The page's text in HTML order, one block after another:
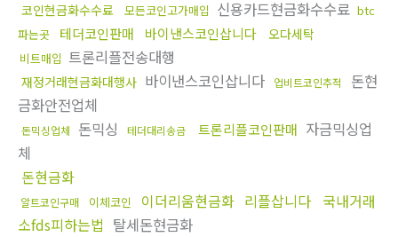
코인현금화수수료 모든코인고가매입 신용카드현금화수수료 btc
파는곳
테더코인판매 바이낸스코인삽니다 오다세탁
비트매입 트론리플전송대행
재정거래현금화대행사 바이낸스코인삽니다 업비트코인추적
돈현
금화안전업체
돈믹싱업체 돈믹싱 테더대리송금 트론리플코인판매 자금믹싱업
체
돈현금화
알트코인구매 이체코인 이더리움현금화 리플삽니다 국내거래
소fds피하는법 탈세돈현금화